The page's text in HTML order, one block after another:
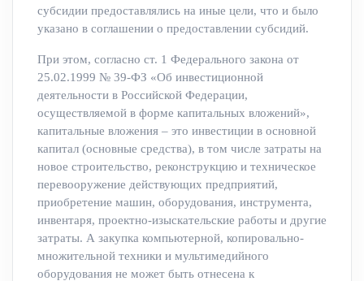
субсидии предоставлялись на иные цели, что и было
указано в соглашении о предоставлении субсидий.
При этом, согласно ст. 1 Федерального закона от
25.02.1999 № 39-ФЗ «Об инвестиционной
деятельности в Российской Федерации,
осуществляемой в форме капитальных вложений»,
капитальные вложения – это инвестиции в основной
капитал (основные средства), в том числе затраты на
новое строительство, реконструкцию и техническое
перевооружение действующих предприятий,
приобретение машин, оборудования, инструмента,
инвентаря, проектно-изыскательские работы и другие
затраты. А закупка компьютерной, копировально-
множительной техники и мультимедийного
оборудования не может быть отнесена к